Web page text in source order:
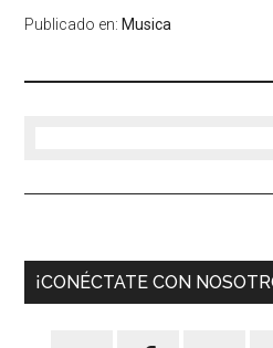
Publicado en: Musica
¡CONÉCTATE CON